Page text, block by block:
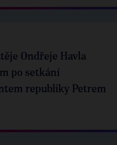
Ondřeje Havla
po setkání
republiky Petrem